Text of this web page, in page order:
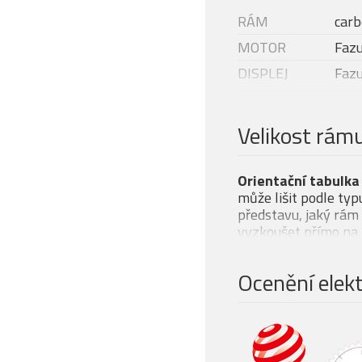
RÁM
MOTOR
DISPLEJ
BATERIE
NABÍJEČKA
VIDLICE
TLUMIČ
ŘADÍCÍ PÁČKA
PASTOREK
(ZADNÍ)
Velikost
Orientační
může lišit podle
představu, jaký
vyzkoušet přímo na
Ocenění